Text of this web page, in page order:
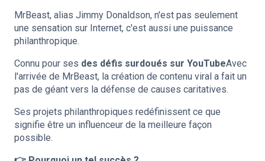
MrBeast, alias Jimmy Donaldson, n'est pas seulement
une sensation sur Internet, c'est aussi une puissance
philanthropique.
Connu pour ses des défis surdoués sur YouTubeAvec
l'arrivée de MrBeast, la création de contenu viral a fait un
pas de géant vers la défense de causes caritatives.
Ses projets philanthropiques redéfinissent ce que
signifie être un influenceur de la meilleure façon
possible.